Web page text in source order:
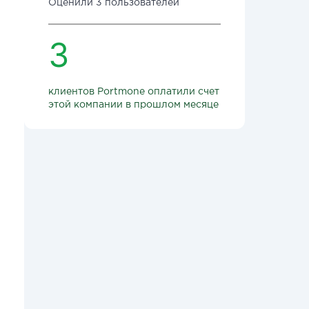
Оценили 3 пользователей
3
клиентов Portmone оплатили счет
этой компании в прошлом месяце